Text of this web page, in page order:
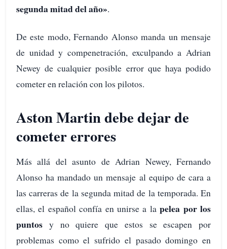
segunda mitad del año».
De este modo, Fernando Alonso manda un mensaje
de unidad y compenetración, exculpando a Adrian
Newey de cualquier posible error que haya podido
cometer en relación con los pilotos.
Aston Martin debe dejar de
cometer errores
Más allá del asunto de Adrian Newey, Fernando
Alonso ha mandado un mensaje al equipo de cara a
las carreras de la segunda mitad de la temporada. En
ellas, el español confía en unirse a lapelea por los
puntos y no quiere que estos se escapen por
problemas como el sufrido el pasado domingo en